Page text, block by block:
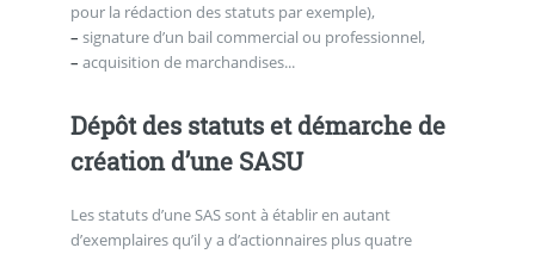
pour la rédaction des statuts par exemple),
– signature d’un bail commercial ou professionnel,
– acquisition de marchandises...
Dépôt des statuts et démarche de
création d’une SASU
Les statuts d’une SAS sont à établir en autant
d’exemplaires qu’il y a d’actionnaires plus quatre